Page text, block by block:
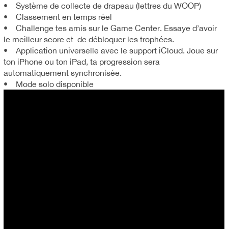
• Système de collecte de drapeau (lettres du WOOP)
• Classement en temps réel
• Challenge tes amis sur le Game Center. Essaye d’avoir
le meilleur score et de débloquer les trophées.
• Application universelle avec le support iCloud. Joue sur
ton iPhone ou ton iPad, ta progression sera
automatiquement synchronisée.
• Mode solo disponible